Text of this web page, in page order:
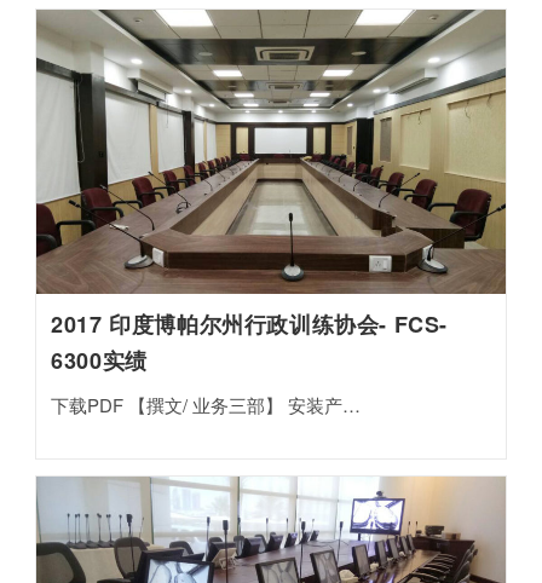
2017 印度博帕尔州行政训练协会- FCS-
6300实绩
下载PDF 【撰文/ 业务三部】 安装产…